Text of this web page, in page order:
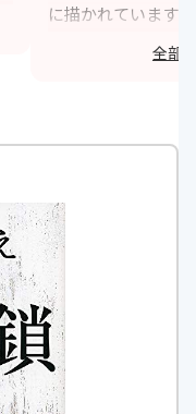
に描かれています
人の醜悪な面が滑
にもたくさんあり
全部